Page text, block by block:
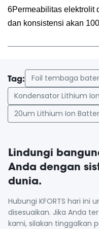
6Permeabilitas elektrolit
dan konsistensi akan
Tag:
Foil tembaga
Kondensator Lithium
20um Lithium Ion
Lindungi
Anda dengan
dunia.
Hubungi KFORTS hari ini
disesuaikan. Jika Anda
kami, silakan tinggalkan